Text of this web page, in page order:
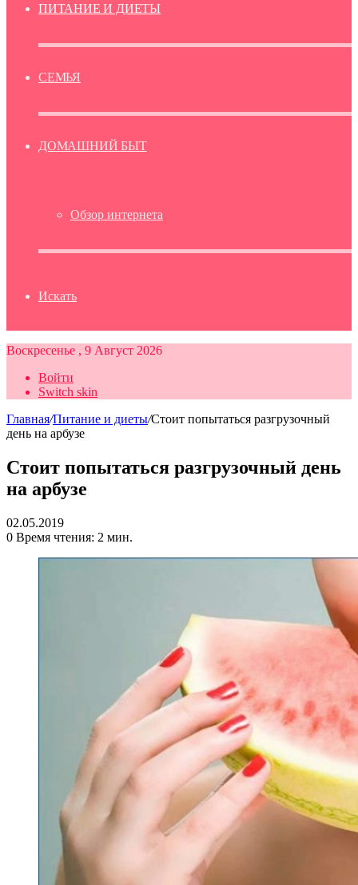
ПИТАНИЕ И ДИЕТЫ
СЕМЬЯ
ДОМАШНИЙ БЫТ
Обзор интернета
Искать
Воскресенье , 9 Август 2026
Войти
Switch skin
Главная/Питание и диеты/Стоит попытаться разгрузочный
день на арбузе
Стоит попытаться разгрузочный день
на арбузе
02.05.2019
0 Время чтения: 2 мин.